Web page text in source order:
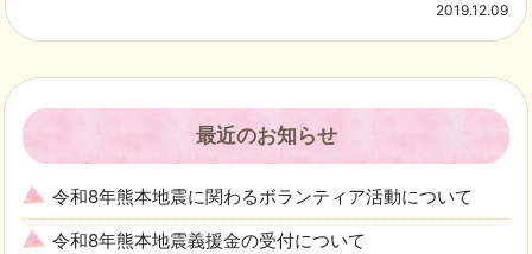
2019.12.09
最近のお知らせ
令和8年熊本地震に関わるボランティア活動について
令和8年熊本地震義援金の受付について